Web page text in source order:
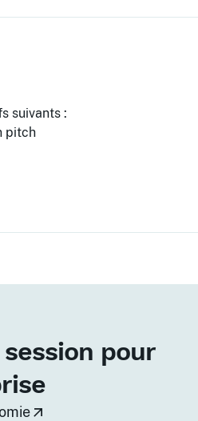
suivants :
pitch
pour